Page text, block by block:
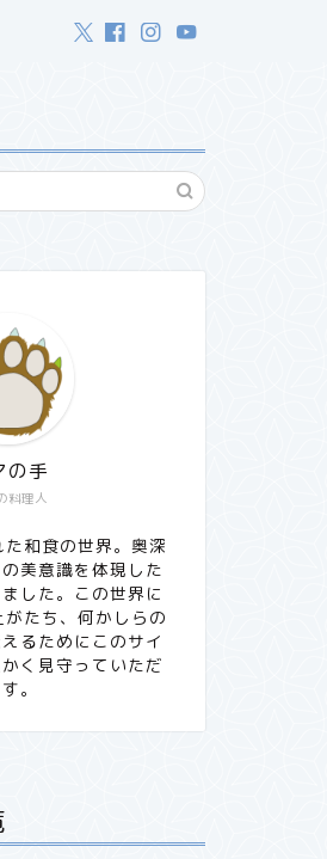
料理人
の手
和食の世界。奥深
美意識を体現した
した。この世界に
たち、何かしらの
るためにこのサイ
く見守っていただ
。